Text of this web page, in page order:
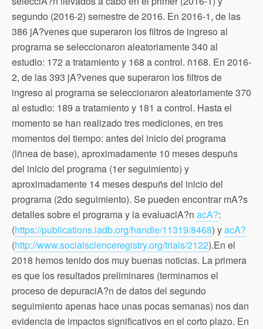
segundo (2016-2) semestre de 2016. En 2016-1, de las
386 jA?venes que superaron los filtros de ingreso al
programa se seleccionaron aleatoriamente 340 al
estudio: 172 a tratamiento y 168 a control. ñ168. En 2016-
2, de las 393 jA?venes que superaron los filtros de
ingreso al programa se seleccionaron aleatoriamente 370
al estudio: 189 a tratamiento y 181 a control. Hasta el
momento se han realizado tres mediciones, en tres
momentos del tiempo: antes del inicio del programa
(lñnea de base), aproximadamente 10 meses despuñs
del inicio del programa (1er seguimiento) y
aproximadamente 14 meses despuñs del inicio del
programa (2do seguimiento). Se pueden encontrar mA?s
detalles sobre el programa y la evaluaciA?n acA?:
(https://publications.iadb.org/handle/11319/8468) yacA?
(http://www.socialscienceregistry.org/trials/2122).En el
2018 hemos tenido dos muy buenas noticias. La primera
es que los resultados preliminares (terminamos el
proceso de depuraciA?n de datos del segundo
seguimiento apenas hace unas pocas semanas) nos dan
evidencia de impactos significativos en el corto plazo. En